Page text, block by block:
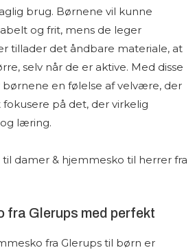
brug. Børnene vil kunne
og frit, mens de leger
tillader det åndbare materiale, at
selv når de er aktive. Med disse
en følelse af velvære, der
på det, der virkelig
læring.
til damer & hjemmesko til herrer fra
fra Glerups med perfekt
fra Glerups til børn er